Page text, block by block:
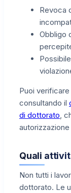
Revoca
Obbligo
Puoi
consultando il
di dottorato,
Quali
Non tutti i
dottorato. Le